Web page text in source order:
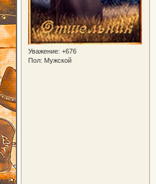
Уважение: +676
Пол: Мужской